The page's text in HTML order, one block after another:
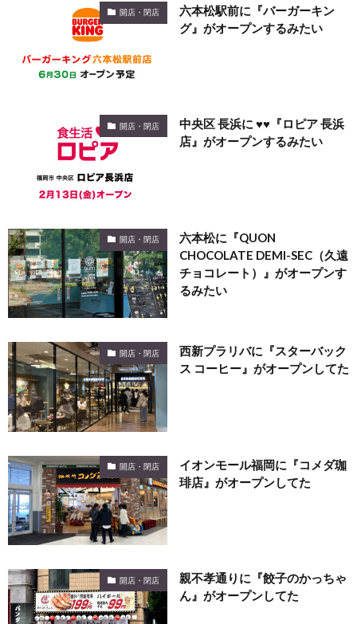
開店・閉店
六本松駅前に『バーガーキン
グ』がオープンするみたい
開店・閉店
中央区 長浜に ♥♥『ロピア 長浜
店』がオープンするみたい
開店・閉店
六本松に『QUON
CHOCOLATE DEMI-SEC（久遠
チョコレート）』がオープンす
るみたい
開店・閉店
西新プラリバに『スターバック
ス コーヒー』がオープンしてた
開店・閉店
イオンモール福岡に『コメダ珈
琲店』がオープンしてた
開店・閉店
親不孝通りに『餃子のかっちゃ
ん』がオープンしてた